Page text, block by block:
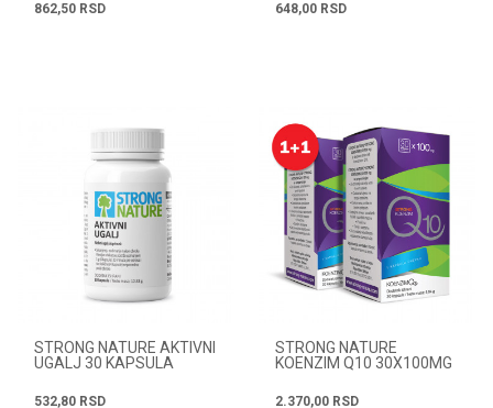
862,50 RSD 648,00 RSD
STRONG NATURE AKTIVNI
UGALJ 30 KAPSULA
532,80 RSD
STRONG NATURE
KOENZIM Q10 30X100MG
2.370,00 RSD